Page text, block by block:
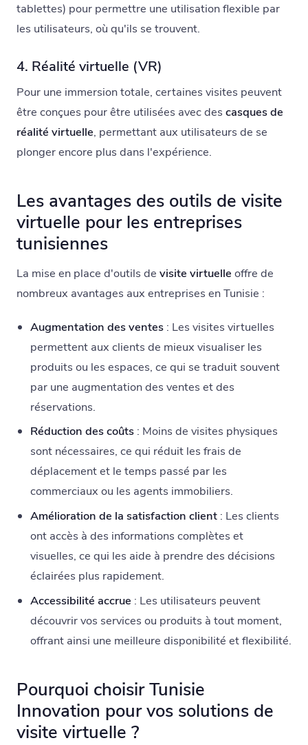
tablettes) pour permettre une utilisation flexible par
les utilisateurs, où qu'ils se trouvent.
4. Réalité virtuelle (VR)
Pour une immersion totale, certaines visites peuvent
être conçues pour être utilisées avec des casques de
réalité virtuelle, permettant aux utilisateurs de se
plonger encore plus dans l'expérience.
Les avantages des outils de visite
virtuelle pour les entreprises
tunisiennes
La mise en place d'outils de visite virtuelle offre de
nombreux avantages aux entreprises en Tunisie :
Augmentation des ventes: Les visites virtuelles
permettent aux clients de mieux visualiser les
produits ou les espaces, ce qui se traduit souvent
par une augmentation des ventes et des
réservations.
Réduction des coûts: Moins de visites physiques
sont nécessaires, ce qui réduit les frais de
déplacement et le temps passé par les
commerciaux ou les agents immobiliers.
Amélioration de la satisfaction client: Les clients
ont accès à des informations complètes et
visuelles, ce qui les aide à prendre des décisions
éclairées plus rapidement.
Accessibilité accrue : Les utilisateurs peuvent
découvrir vos services ou produits à tout moment,
offrant ainsi une meilleure disponibilité et flexibilité.
Pourquoi choisir Tunisie
Innovation pour vos solutions de
visite virtuelle ?